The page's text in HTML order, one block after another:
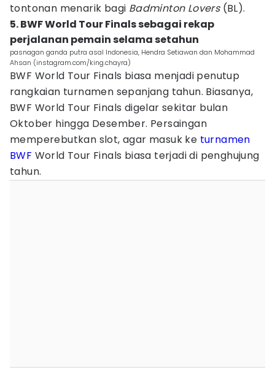
tontonan menarik bagi Badminton Lovers (BL).
5. BWF World Tour Finals sebagai rekap
perjalanan pemain selama setahun
pasnagan ganda putra asal Indonesia, Hendra Setiawan dan Mohammad
Ahsan (instagram.com/king.chayra)
BWF World Tour Finals biasa menjadi penutup
rangkaian turnamen sepanjang tahun. Biasanya,
BWF World Tour Finals digelar sekitar bulan
Oktober hingga Desember. Persaingan
memperebutkan slot, agar masuk ke turnamen
BWF World Tour Finals biasa terjadi di penghujung
tahun.